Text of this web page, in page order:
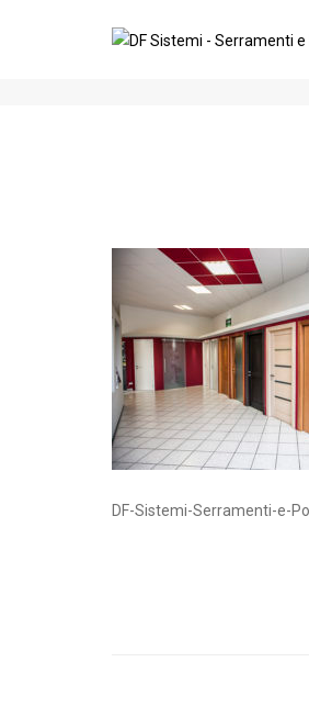
DF-Sistemi-
DF-Sistemi-Serramenti-e-